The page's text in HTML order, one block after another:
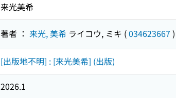
来光美希
著者 ： 来光, 美希 ライコウ, ミキ (034623667 )
[出版地不明] : [来光美希] (出版)
2026.1